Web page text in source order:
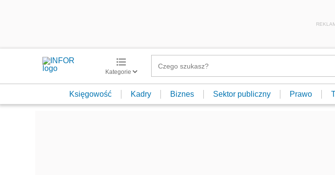
Kategorie
Księgowość Kadry Biznes Sektor publiczny Prawo